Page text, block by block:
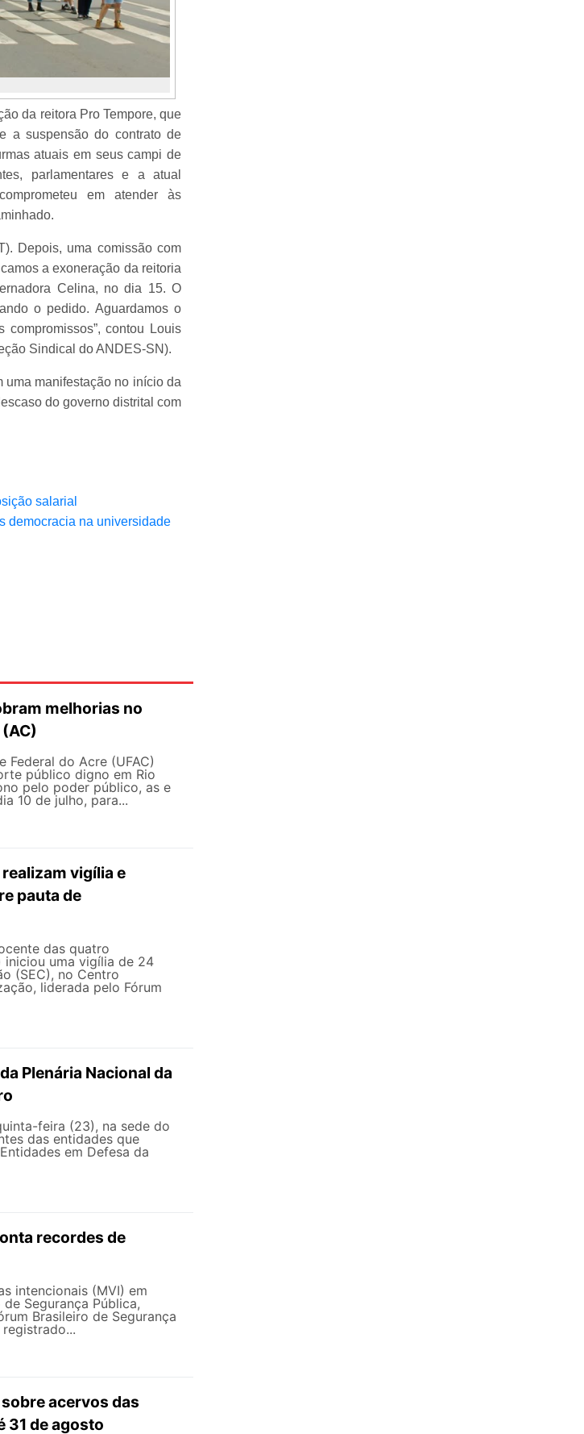
da reitora Pro Tempore, que
a suspensão do contrato de
atuais em seus campi de
parlamentares e a atual
em atender às
Depois, uma comissão com
a exoneração da reitoria
Celina, no dia 15. O
o pedido. Aguardamos o
contou Louis
Sindical do ANDES-SN).
uma manifestação no início da
do governo distrital com
salarial
democracia na universidade
melhorias no
Federal do Acre (UFAC)
público digno em Rio
pelo poder público, as e
10 de julho, para...
vigília e
pauta de
das quatro
iniciou uma vigília de 24
(SEC), no Centro
liderada pelo Fórum
Plenária Nacional da
feira (23), na sede do
das entidades que
em Defesa da
recordes de
intencionais (MVI) em
Segurança Pública,
Brasileiro de Segurança
acervos das
31 de agosto